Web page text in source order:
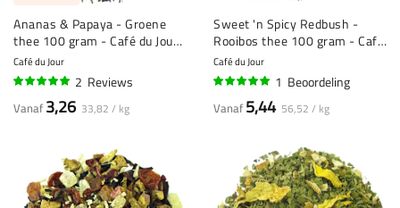
Ananas & Papaya - Groene
thee 100 gram - Café du Jour
losse thee
Café du Jour
2 Reviews
Vanaf 3,26 33,82 / kg
Sweet 'n Spicy Redbush -
Rooibos thee 100 gram - Café
du Jour losse thee
Café du Jour
1 Beoordeling
Vanaf 5,44 56,52 / kg